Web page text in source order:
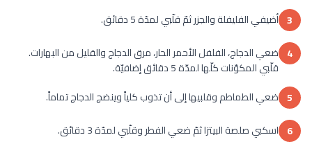
3 أضيفي الفليفلة والجزر ثمّ قلّبي لمدّة 5 دقائق.
4 ضعي الدجاج، الفلفل الأحمر الحار، مرق الدجاج والقليل من البهارات.
قلّبي المكوّنات كلّها لمدّة 5 دقائق إضافيّة.
5 ضعي الطماطم وقلبيها إلى أن تذوب كلياً وينضج الدجاج تماماً.
6 اسكبي صلصة البيتزا ثمّ ضعي الفطر وقلّبي لمدّة 3 دقائق.